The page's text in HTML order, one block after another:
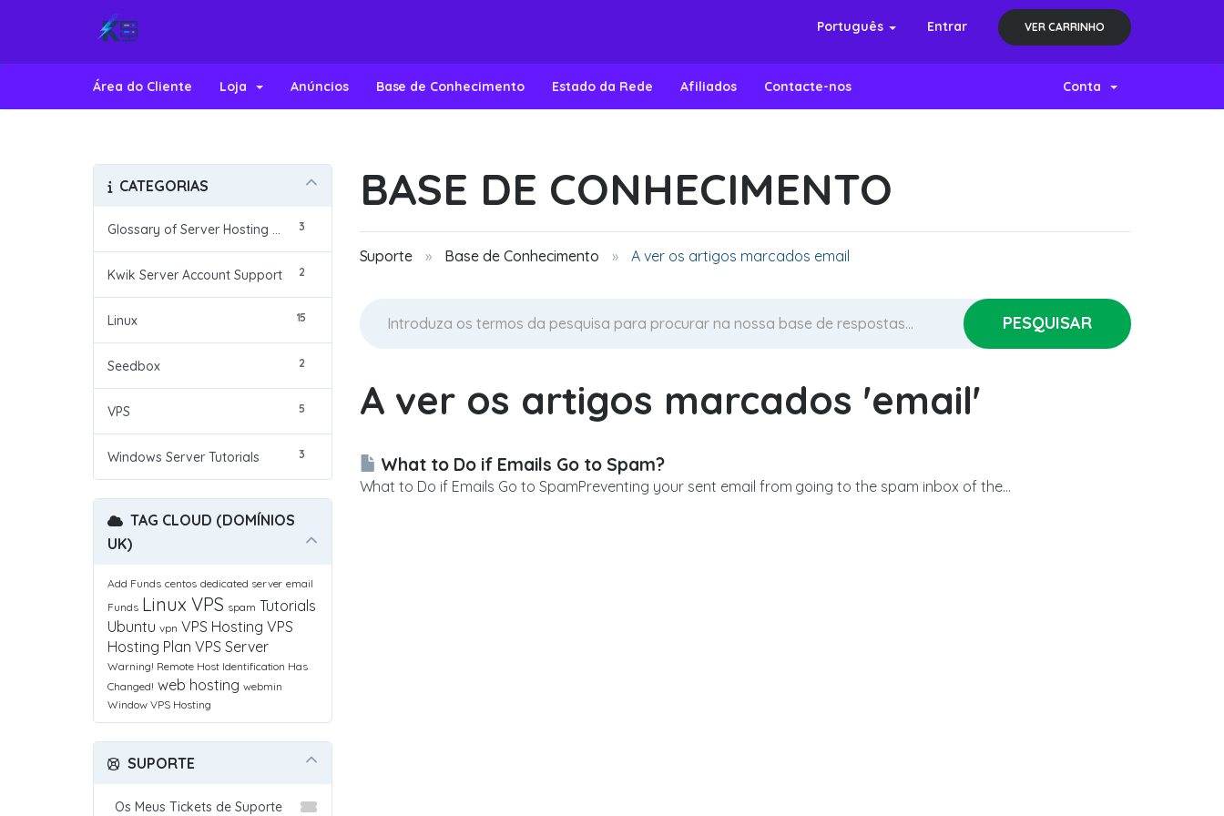
Português Entrar VER CARRINHO
Área do Cliente Loja Anúncios Base de Conhecimento Estado da Rede Afiliados Contacte-nos Conta
BASE DE CONHECIMENTO
Suporte Base de Conhecimento A ver os artigos marcados email
CATEGORIAS
3
2
Kwik Server Account Support
15
Linux
2
Seedbox
5
VPS
3
Windows Server Tutorials
A ver os artigos marcados 'email'
What to Do if Emails Go to Spam?
What to Do if Emails Go to SpamPreventing your sent email from going to the spam inbox of the...
TAG CLOUD (DOMÍNIOS
UK)
Add Funds centos dedicated server email
Funds Linux VPS spam Tutorials
Ubuntu vpn VPS Hosting VPS
Hosting Plan VPS Server
Warning! Remote Host Identification Has
Changed! web hosting webmin
Window VPS Hosting
SUPORTE
Os Meus Tickets de Suporte